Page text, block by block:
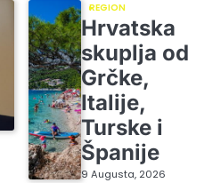
REGION
Hrvatska
skuplja od
Grčke,
Italije,
Turske i
Španije
9 Augusta, 2026